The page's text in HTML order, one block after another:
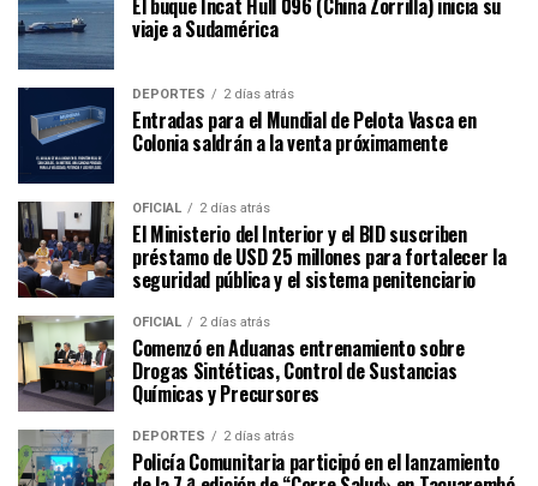
El buque Incat Hull 096 (China Zorrilla) inicia su
viaje a Sudamérica
DEPORTES 2 días atrás
Entradas para el Mundial de Pelota Vasca en
Colonia saldrán a la venta próximamente
OFICIAL 2 días atrás
El Ministerio del Interior y el BID suscriben
préstamo de USD 25 millones para fortalecer la
seguridad pública y el sistema penitenciario
OFICIAL 2 días atrás
Comenzó en Aduanas entrenamiento sobre
Drogas Sintéticas, Control de Sustancias
Químicas y Precursores
DEPORTES 2 días atrás
Policía Comunitaria participó en el lanzamiento